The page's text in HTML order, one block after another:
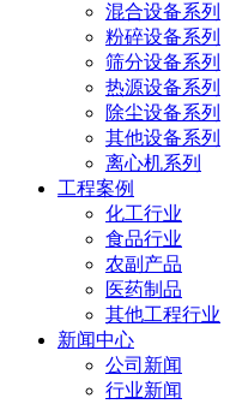
混合设备系列
粉碎设备系列
筛分设备系列
热源设备系列
除尘设备系列
其他设备系列
离心机系列
工程案例
化工行业
食品行业
农副产品
医药制品
其他工程行业
新闻中心
公司新闻
行业新闻